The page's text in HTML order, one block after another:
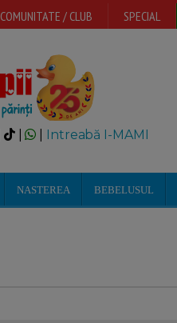
COMUNITATE / CLUB SPECIAL
| Intreabă I-MAMI
NASTEREA BEBELUSUL